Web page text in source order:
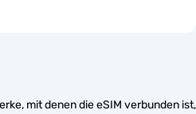
mit denen die eSIM verbunden ist,